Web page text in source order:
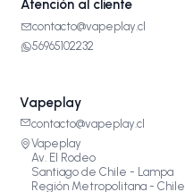
Atención al cliente
contacto@vapeplay.cl
56965102232
Vapeplay
contacto@vapeplay.cl
Vapeplay
Av. El Rodeo
Santiago de Chile - Lampa
Región Metropolitana - Chile